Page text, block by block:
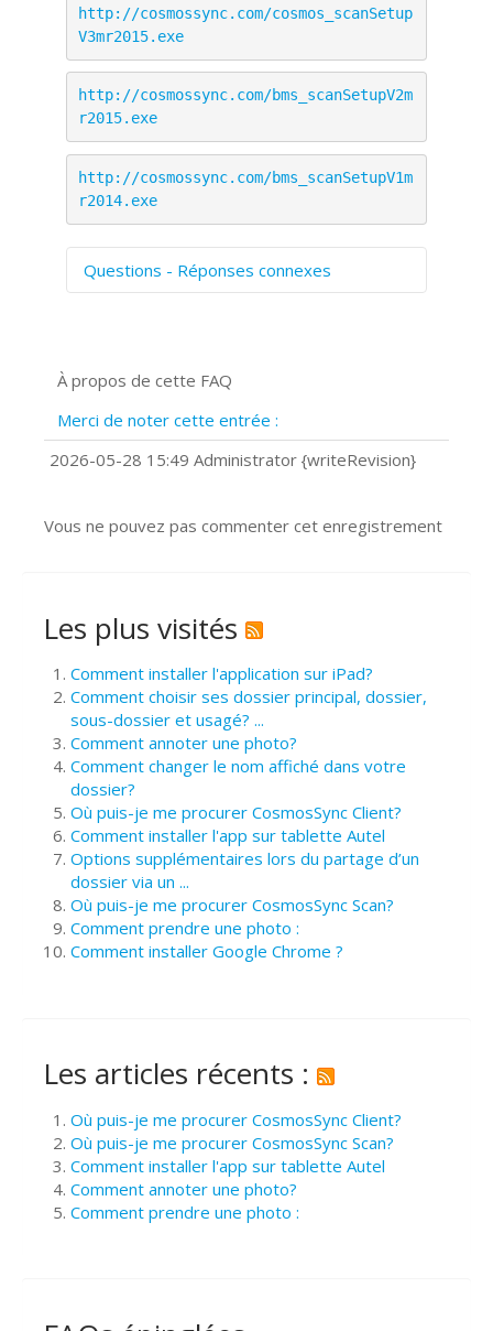
http://cosmossync.com/cosmos_scanSetup
V3mr2015.exe
http://cosmossync.com/bms_scanSetupV2m
r2015.exe
http://cosmossync.com/bms_scanSetupV1m
r2014.exe
Questions - Réponses connexes
Prise de vue 360°
?
Comment installer Google Chrome ?
À propos de cette FAQ
Merci de noter cette entrée :
2026-05-28 15:49 Administrator {writeRevision}
Vous ne pouvez pas commenter cet enregistrement
Les plus visités
Comment installer l'application sur iPad?
Comment choisir ses dossier principal, dossier,
sous-dossier et usagé? ...
Comment annoter une photo?
Comment changer le nom affiché dans votre
dossier?
Où puis-je me procurer CosmosSync Client?
Comment installer l'app sur tablette Autel
Options supplémentaires lors du partage d’un
dossier via un ...
Où puis-je me procurer CosmosSync Scan?
Comment prendre une photo :
Comment installer Google Chrome ?
Les articles récents :
Où puis-je me procurer CosmosSync Client?
Où puis-je me procurer CosmosSync Scan?
Comment installer l'app sur tablette Autel
Comment annoter une photo?
Comment prendre une photo :